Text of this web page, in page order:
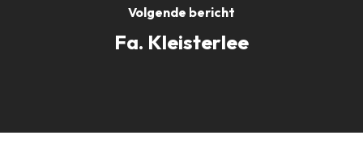
Volgende bericht
Fa. Kleisterlee